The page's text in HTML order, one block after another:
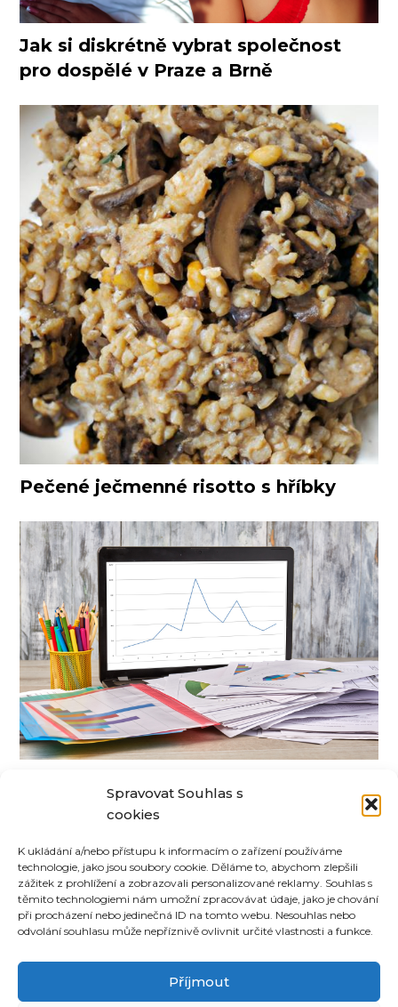
Spravovat Souhlas s
cookies
K ukládání a/nebo přístupu k informacím o zařízení používáme
technologie, jako jsou soubory cookie. Děláme to, abychom zlepšili
zážitek z prohlížení a zobrazovali personalizované reklamy. Souhlas s
těmito technologiemi nám umožní zpracovávat údaje, jako je chování
při procházení nebo jedinečná ID na tomto webu. Nesouhlas nebo
odvolání souhlasu může nepříznivě ovlivnit určité vlastnosti a funkce.
Příjmout
Jak si diskrétně vybrat společnost
pro dospělé v Praze a Brně
Pečené ječmenné risotto s hříbky
zjednodušit účetnictví a
CoUvaříme.cz
2026•Kontakt